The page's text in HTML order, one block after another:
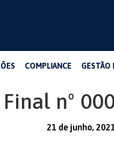
COMPLIANCE GESTÃO
nº
21 de junho,